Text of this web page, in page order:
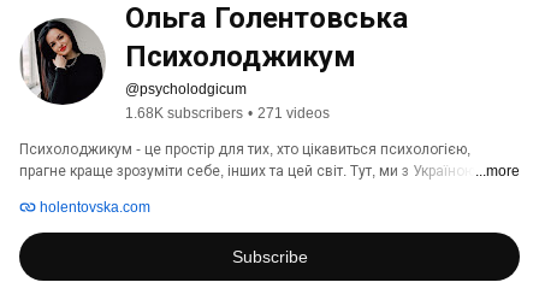
Ольга Голентовська
Психолоджикум
@psycholodgicum
1.68K subscribers • 271 videos
Психолоджикум - це простір для тих, хто цікавиться психологією,
прагне краще зрозуміти себе, інших та цей світ. Тут, ми з Україною в
керувати якістю свого життя, творимо гармонійні й теплі взаємини.
...more
holentovska.com
Subscribe